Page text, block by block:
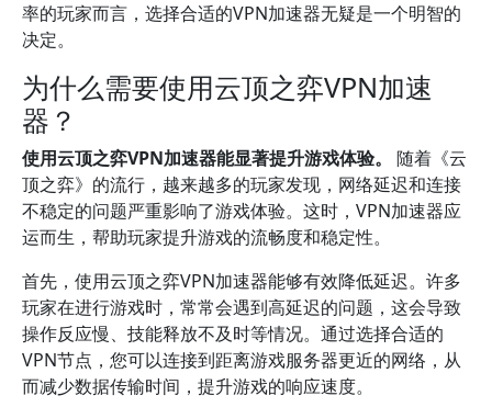
率的玩家而言，选择合适的VPN加速器无疑是一个明智的
决定。
为什么需要使用云顶之弈VPN加速
器？
使用云顶之弈VPN加速器能显著提升游戏体验。
随着《云
顶之弈》的流行，越来越多的玩家发现，网络延迟和连接
不稳定的问题严重影响了游戏体验。这时，VPN加速器应
运而生，帮助玩家提升游戏的流畅度和稳定性。
首先，使用云顶之弈VPN加速器能够有效降低延迟。许多
玩家在进行游戏时，常常会遇到高延迟的问题，这会导致
操作反应慢、技能释放不及时等情况。通过选择合适的
VPN节点，您可以连接到距离游戏服务器更近的网络，从
而减少数据传输时间，提升游戏的响应速度。